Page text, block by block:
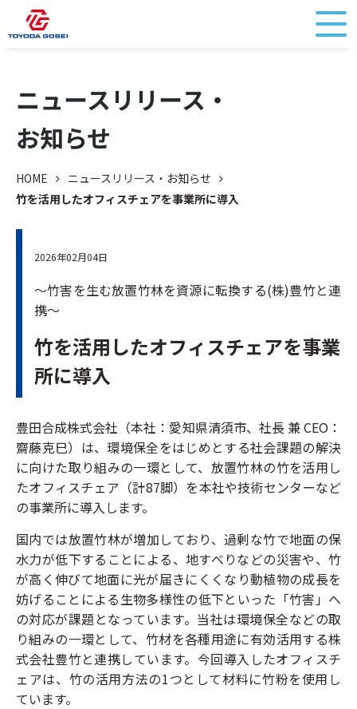
ニュースリリース・
お知らせ
HOME
ニュースリリース・お知らせ
竹を活用したオフィスチェアを事業所に導入
2026年02月04日
～竹害を生む放置竹林を資源に転換する(株)豊竹と連
携～
竹を活用したオフィスチェアを事業
所に導入
豊田合成株式会社（本社：愛知県清須市、社長 兼 CEO：
齋藤克巳）は、環境保全をはじめとする社会課題の解決
に向けた取り組みの一環として、放置竹林の竹を活用し
たオフィスチェア（計87脚）を本社や技術センターなど
の事業所に導入します。
国内では放置竹林が増加しており、過剰な竹で地面の保
水力が低下することによる、地すべりなどの災害や、竹
が高く伸びて地面に光が届きにくくなり動植物の成長を
妨げることによる生物多様性の低下といった「竹害」へ
の対応が課題となっています。当社は環境保全などの取
り組みの一環として、竹材を各種用途に有効活用する株
式会社豊竹と連携しています。今回導入したオフィスチ
ェアは、竹の活用方法の1つとして材料に竹粉を使用し
ています。